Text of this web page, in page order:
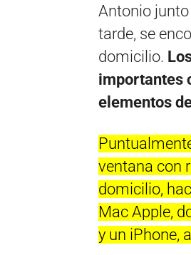
Antonio
tarde, se
domicilio.
importantes
elementos
ventana con
domicilio,
Mac Apple,
y un iPhone,